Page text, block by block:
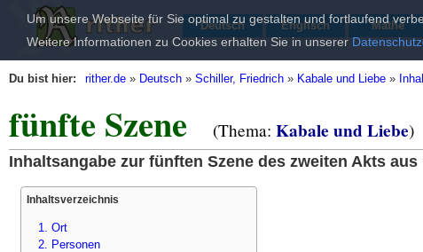
Deutsch Englisch Mathe
Du bist hier: rither.de » Deutsch »Schiller, Friedrich » Kabale und Liebe »
fünfte Szene (Thema:Kabale und Liebe)
Inhaltsangabe zur fünften Szene des zweiten Akts
Inhaltsverzeichnis
1. Ort
2. Personen
Um unsere Webseite für Sie optimal zu gestalten und fortlaufend
Weitere Informationen zu Cookies erhalten Sie in unserer